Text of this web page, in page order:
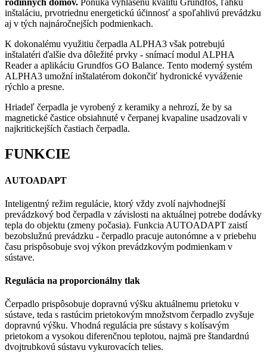
rodinných domov. Ponúka vyhlásenú kvalitu Grundfos, ľahkú
inštaláciu, prvotriednu energetickú účinnosť a spoľahlivú prevádzku
aj v tých najnáročnejších podmienkach.
K dokonalému využitiu čerpadla ALPHA3 však potrebujú
inštalatéri ďalšie dva dôležité prvky - snímací modul ALPHA
Reader a aplikáciu Grundfos GO Balance. Tento moderný systém
ALPHA3 umožní inštalatérom dokončiť hydronické vyváženie
rýchlo a presne.
Hriadeľ čerpadla je vyrobený z keramiky a nehrozí, že by sa
magnetické častice obsiahnuté v čerpanej kvapaline usadzovali v
najkritickejších častiach čerpadla.
FUNKCIE
AUTOADAPT
Inteligentný režim regulácie, ktorý vždy zvolí najvhodnejší
prevádzkový bod čerpadla v závislosti na aktuálnej potrebe dodávky
tepla do objektu (zmeny počasia). Funkcia AUTOADAPT zaistí
bezobslužnú prevádzku - čerpadlo pracuje autonómne a v priebehu
času prispôsobuje svoj výkon prevádzkovým podmienkam v
sústave.
Regulácia na proporcionálny tlak
Čerpadlo prispôsobuje dopravnú výšku aktuálnemu prietoku v
sústave, teda s rastúcim prietokovým množstvom čerpadlo zvyšuje
dopravnú výšku. Vhodná regulácia pre sústavy s kolísavým
prietokom a vysokou diferenčnou teplotou, najmä pre štandardnú
dvojtrubkovú sústavu vykurovacích telies.